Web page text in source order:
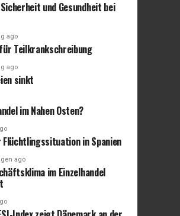
und Gesundheit bei
ago
Teilkrankschreibung
ago
sinkt
im Nahen Osten?
in Spanien
ago
im Einzelhandel